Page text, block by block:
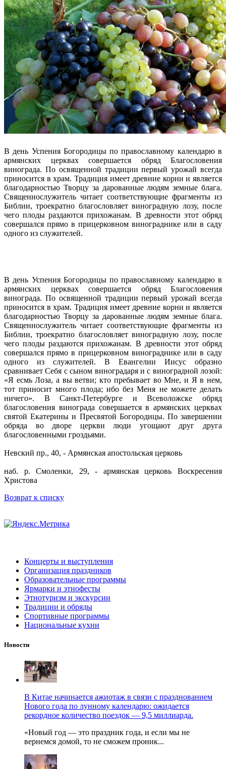
В день Успения Богородицы по православному календарю в
армянских церквах совершается обряд Благословения
винограда. По освященной традиции первый урожай всегда
приносится в храм. Традиция имеет древние корни и является
благодарностью Творцу за дарованные людям земные блага.
Священнослужитель читает соответствующие фрагменты из
Библии, троекратно благословляет виноградную лозу, после
чего плоды раздаются прихожанам. В древности этот обряд
совершался прямо в прицерковном винограднике или в саду
одного из служителей.
В день Успения Богородицы по православному календарю в
армянских церквах совершается обряд Благословения
винограда. По освященной традиции первый урожай всегда
приносится в храм. Традиция имеет древние корни и является
благодарностью Творцу за дарованные людям земные блага.
Священнослужитель читает соответствующие фрагменты из
Библии, троекратно благословляет виноградную лозу, после
чего плоды раздаются прихожанам. В древности этот обряд
совершался прямо в прицерковном винограднике или в саду
одного из служителей. В Евангелии Иисус образно
сравнивает Себя с сыном виноградаря и с виноградной лозой:
«Я есмь Лоза, а вы ветви; кто пребывает во Мне, и Я в нем,
тот приносит много плода; ибо без Меня не можете делать
ничего». В Санкт-Петербурге и Всеволожске обряд
благословения винограда совершается в армянских церквах
святой Екатерины и Пресвятой Богородицы. По завершении
обряда во дворе церкви люди угощают друг друга
благословенными гроздьями.
Невский пр., 40, - Армянская апостольская церковь
наб. р. Смоленки, 29, - армянская церковь Воскресения
Христова
Возврат к списку
Концерты и выступления
Организация праздников
Образовательные программы
Ярмарки и этнофесты
Этнотуризм и экскурсии
Традиции и обряды
Спортивные программы
Национальные кухни
Новости
В Китае начинается ажиотаж в связи с празднованием
Нового года по лунному календарю: ожидается
рекордное количество поездок — 9,5 миллиарда.
«Новый год — это праздник года, и если мы не
вернемся домой, то не сможем проник...